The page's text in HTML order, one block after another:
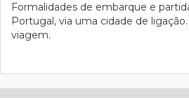
Formalidades de embarque e
Portugal, via uma cidade de
viagem.